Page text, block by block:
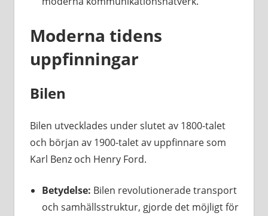
Moderna tidens
uppfinningar
Bilen
Bilen utvecklades under slutet av 1800-talet
och början av 1900-talet av uppfinnare som
Karl Benz och Henry Ford.
Betydelse: Bilen revolutionerade transport
och samhällsstruktur, gjorde det möjligt för